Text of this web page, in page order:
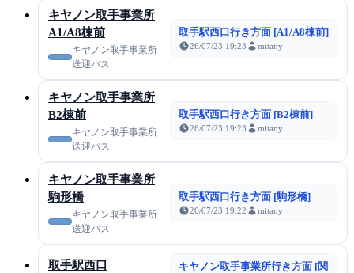
キヤノン取手事業所
A1/A8棟前
キヤノン取手事業所
送迎バス
取手駅西口行き方面 [A1/A8棟前]
26/07/23 19:23 mitany
キヤノン取手事業所
B2棟前
キヤノン取手事業所
送迎バス
取手駅西口行き方面 [B2棟前]
26/07/23 19:23 mitany
キヤノン取手事業所
駒形橋
キヤノン取手事業所
送迎バス
取手駅西口行き方面 [駒形橋]
26/07/23 19:22 mitany
取手駅西口
キヤノン取手事業所行き方面 [関